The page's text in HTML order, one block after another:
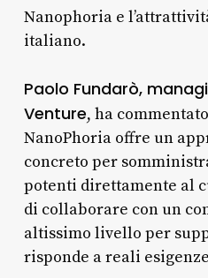
Nanophoria e
italiano.
Paolo Fundarò,
Venture, ha
NanoPhoria offre un
concreto per
potenti direttamente al
di collaborare con un
altissimo livello per
risponde a reali